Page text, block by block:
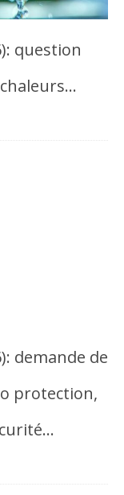
question
demande de
protection,